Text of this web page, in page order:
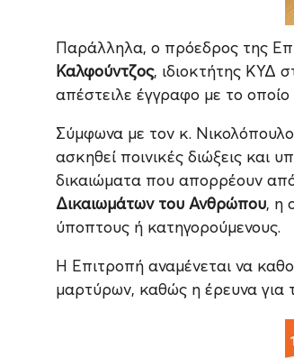
Παράλληλα, ο πρόεδρος της
Καλφούντζος, ιδιοκτήτης ΚΥΔ
απέστειλε έγγραφο με το
Σύμφωνα με τον κ.
ασκηθεί ποινικές διώξεις και
δικαιώματα που απορρέουν
Δικαιωμάτων του Ανθρώπου, η
ύποπτους ή κατηγορούμενους.
Η Επιτροπή αναμένεται να
μαρτύρων, καθώς η έρευνα για